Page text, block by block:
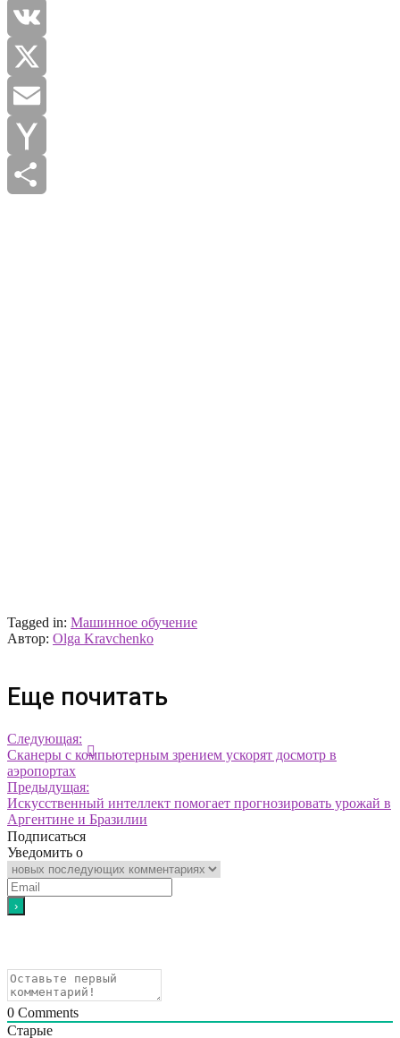
Reddit
VK
X
Email
Yahoo
Tagged in: Машинное обучение
Автор: Olga Kravchenko
Еще почитать
Следующая:
Сканеры с компьютерным зрением ускорят досмотр в
аэропортах
Предыдущая:
Искусственный интеллект помогает прогнозировать урожай в
Аргентине и Бразилии
Подписаться
Уведомить о
0 Comments
Старые